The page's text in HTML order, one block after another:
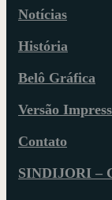
Notícias
História
Belô Gráfica
Versão
Contato
SINDIJORI –